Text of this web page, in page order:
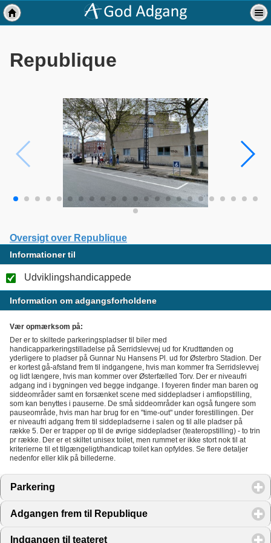
Republique
Oversigt over Republique
Informationer til
Udviklingshandicappede
Information om adgangsforholdene
Vær opmærksom på:
Der er to skiltede parkeringspladser til biler med
handicapparkeringstilladelse på Serridslevvej ud for Krudttønden og
yderligere to pladser på Gunnar Nu Hansens Pl. ud for Østerbro Stadion. Der
er kortest gå-afstand frem til indgangene, hvis man kommer fra Serridslevvej
og lidt længere, hvis man kommer over Østerfælled Torv. Der er niveaufri
adgang ind i bygningen ved begge indgange. I foyeren finder man baren og
siddeområder samt en forsænket scene med siddepladser i amfiopstilling,
som kan benyttes i pauserne. De små siddeområder kan også fungere som
pauseområde, hvis man har brug for en "time-out" under forestillingen. Der
er niveaufri adgang frem til siddepladserne i salen og til alle pladser på
række 5. Der er trapper op til de øvrige siddepladser (teateropstilling) - to trin
pr række. Der er et skiltet unisex toilet, men rummet er ikke stort nok til at
kriterierne til et tilgængeligt/handicap toilet kan opfyldes. Se flere detaljer
nedenfor eller klik på billederne.
Parkering
Adgangen frem til Republique click to expand contents
Indgangen til teateret